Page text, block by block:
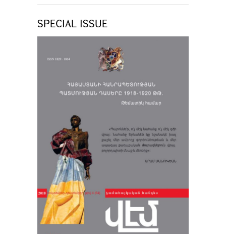
SPECIAL ISSUE